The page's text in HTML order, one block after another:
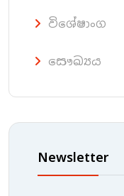
විශේෂාංග
සෞඛ්‍යය
Newsletter